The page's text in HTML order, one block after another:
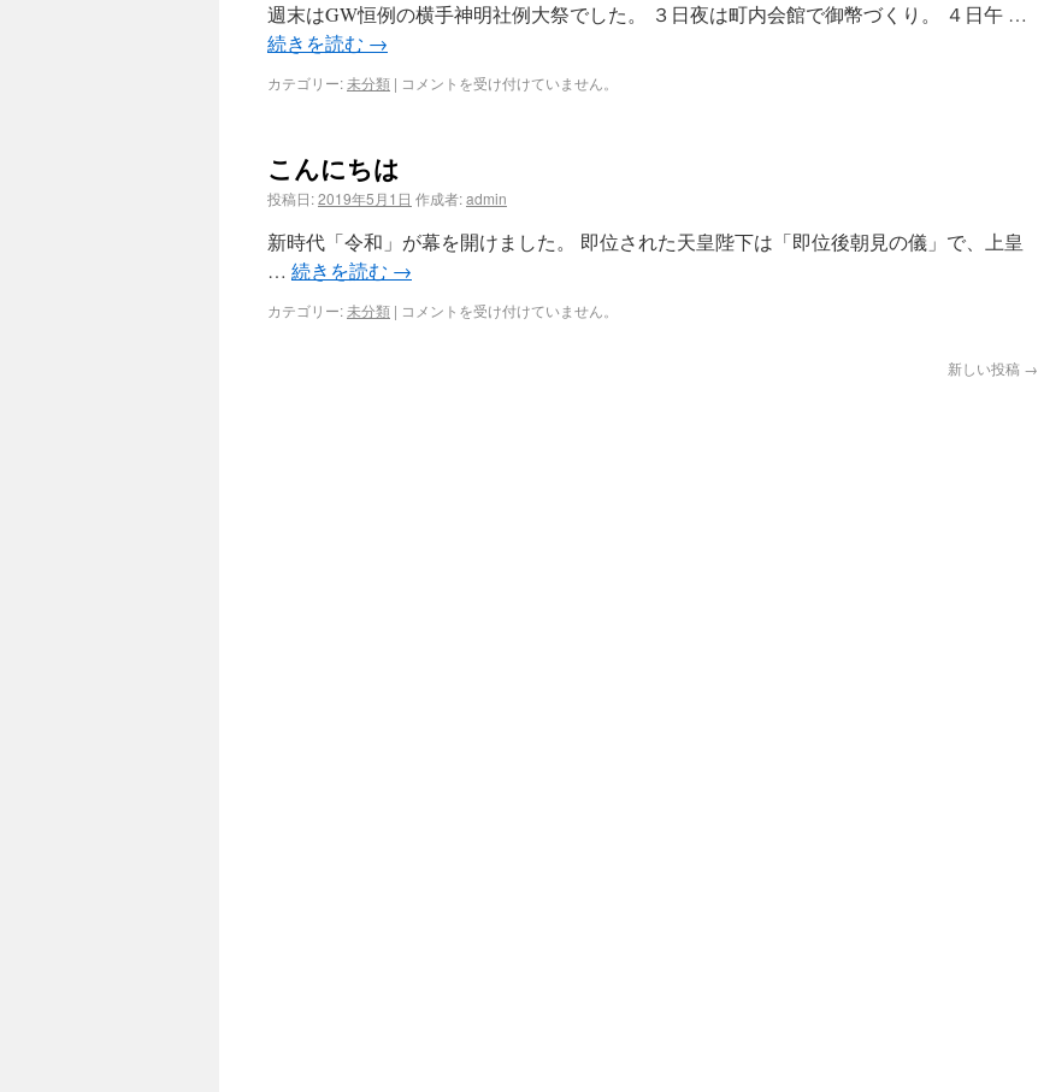
週末はGW恒例の横手神明社例大祭でした。 ３日夜は町内会館で御幣づくり。 ４日午 …
続きを読む →
カテゴリー:未分類 | コメントを受け付けていません。
こんにちは
投稿日:2019年5月1日 作成者:admin
新時代「令和」が幕を開けました。 即位された天皇陛下は「即位後朝見の儀」で、上皇
… 続きを読む →
カテゴリー:未分類 | コメントを受け付けていません。
新しい投稿 →